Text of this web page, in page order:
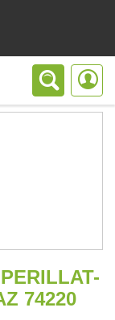
74220